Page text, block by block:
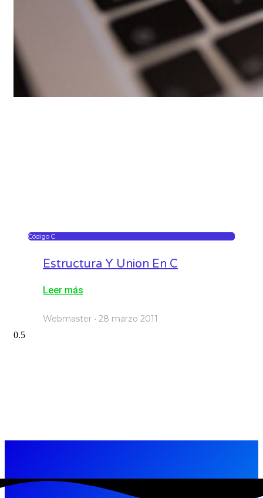
Código C
Estructura Y Union En C
Leer más
Webmaster 28 marzo 2011